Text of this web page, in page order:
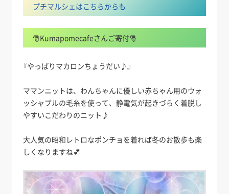
プチマルシェはこちらからも
🎅Kumapomecafeさんご寄付🎅
『やっぱりマカロンちょうだい♪』
ママンニットは、わんちゃんに優しい赤ちゃん用のウォ
ッシャブルの毛糸を使って、静電気が起きづらく着脱し
やすいこだわりのニット♪
大人気の昭和レトロなポンチョを着れば冬のお散歩も楽
しくなりますね💕